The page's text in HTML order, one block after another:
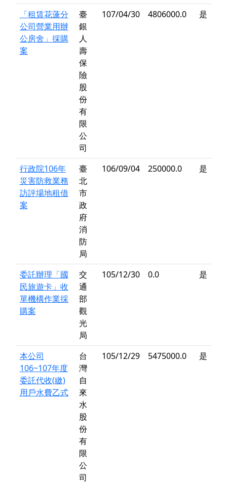
「租賃花蓮分
公司營業用辦
公房舍」採購
案
臺
銀
人
壽
保
險
股
份
有
限
公
司
107/04/30 4806000.0 是
行政院106年
災害防救業務
訪評場地租借
案
臺
北
市
政
府
消
防
局
106/09/04 250000.0 是
委託辦理「國
民旅遊卡」收
單機構作業採
購案
交
通
部
觀
光
局
105/12/30 0.0 是
本公司
106~107年度
委託代收(繳)
用戶水費乙式
台
灣
自
來
水
股
份
有
限
公
司
105/12/29 5475000.0 是